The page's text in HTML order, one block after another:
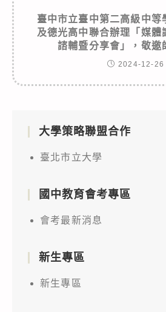
臺中市立臺中第二高級中等
及德光高中聯合辦理「媒體
諮輔暨分享會」，敬邀
2024-12-26
大學策略聯盟合作
臺北市立大學
國中教育會考專區
會考最新消息
新生專區
新生專區